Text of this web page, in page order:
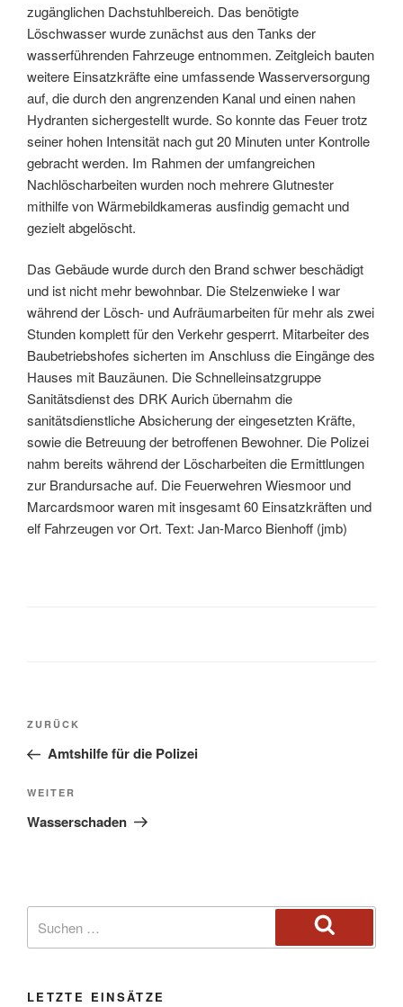
zugänglichen Dachstuhlbereich. Das benötigte
Löschwasser wurde zunächst aus den Tanks der
wasserführenden Fahrzeuge entnommen. Zeitgleich bauten
weitere Einsatzkräfte eine umfassende Wasserversorgung
auf, die durch den angrenzenden Kanal und einen nahen
Hydranten sichergestellt wurde. So konnte das Feuer trotz
seiner hohen Intensität nach gut 20 Minuten unter Kontrolle
gebracht werden. Im Rahmen der umfangreichen
Nachlöscharbeiten wurden noch mehrere Glutnester
mithilfe von Wärmebildkameras ausfindig gemacht und
gezielt abgelöscht.
Das Gebäude wurde durch den Brand schwer beschädigt
und ist nicht mehr bewohnbar. Die Stelzenwieke I war
während der Lösch- und Aufräumarbeiten für mehr als zwei
Stunden komplett für den Verkehr gesperrt. Mitarbeiter des
Baubetriebshofes sicherten im Anschluss die Eingänge des
Hauses mit Bauzäunen. Die Schnelleinsatzgruppe
Sanitätsdienst des DRK Aurich übernahm die
sanitätsdienstliche Absicherung der eingesetzten Kräfte,
sowie die Betreuung der betroffenen Bewohner. Die Polizei
nahm bereits während der Löscharbeiten die Ermittlungen
zur Brandursache auf. Die Feuerwehren Wiesmoor und
Marcardsmoor waren mit insgesamt 60 Einsatzkräften und
elf Fahrzeugen vor Ort. Text: Jan-Marco Bienhoff (jmb)
ZURÜCK
Amtshilfe für die Polizei
WEITER
Wasserschaden
LETZTE EINSÄTZE